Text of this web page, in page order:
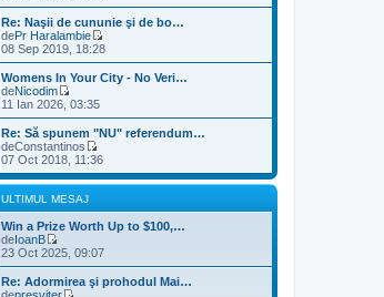
a
jm
e
s
a
j
i
m
u
m
e
s
a
j
e
z
i
u
l
t
i
m
u
m
e
s
a
Re: Naşii de cununie şi de bo…
dePr Haralambie
V
e
z
i
t
i
l
s
a
j
08 Sep 2019, 18:28
Womens In Your City - No Veri…
deNicodim
V
e
z
i
u
t
i
u
l
m
e
a
11 Ian 2026, 03:35
Re: Să spunem "NU" referendum…
deConstantinos
V
e
z
u
l
i
m
u
l
07 Oct 2018, 11:36
ULTIMUL MESAJ
Win a Prize Worth Up to $100,…
deIoanB
V
e
z
i
23 Oct 2025, 09:07
Re: Adormirea şi prohodul Mai…
depresviter